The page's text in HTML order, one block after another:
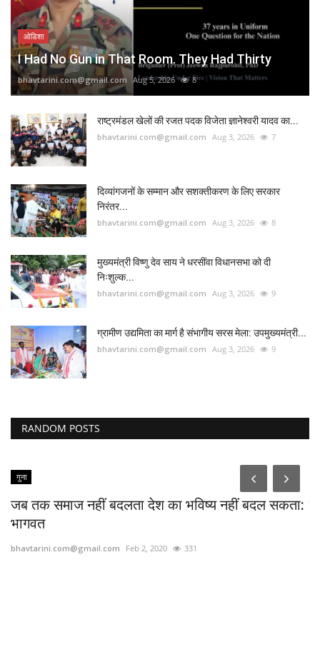
ओडिशा
I Had No Gun in That Room. They Had Thirty
bhavtarini.com@gmail.com Aug 5, 2026 8
राष्ट्रमंडल खेलों की रजत पदक विजेता ज्ञानेश्वरी यादव का...
bhavtarini.com@gmail.com Aug 3, 2026 7
दिव्यांगजनों के सम्मान और सशक्तीकरण के लिए सरकार
निरंतर...
bhavtarini.com@gmail.com Aug 3, 2026 8
मुख्यमंत्री विष्णु देव साय ने धरसींवा विधानसभा को दी
निःशुल्क...
bhavtarini.com@gmail.com Aug 3, 2026 9
ग्रामीण उद्यमिता का मार्ग है संभागीय सरस मेला: उपमुख्यमंत्री...
bhavtarini.com@gmail.com Aug 3, 2026 9
RANDOM POSTS
गुना
जब तक समाज नहीं बदलता देश का भविष्य नहीं बदल सकता:
भागवत
bhavtarini.com@gmail.com Feb 2, 2020 331